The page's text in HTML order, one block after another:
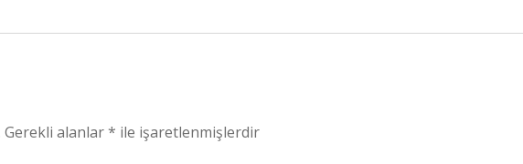
Gerekli alanlar* ile işaretlenmişlerdir